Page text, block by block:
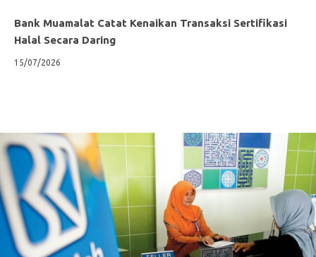
Bank Muamalat Catat Kenaikan Transaksi Sertifikasi
Halal Secara Daring
15/07/2026